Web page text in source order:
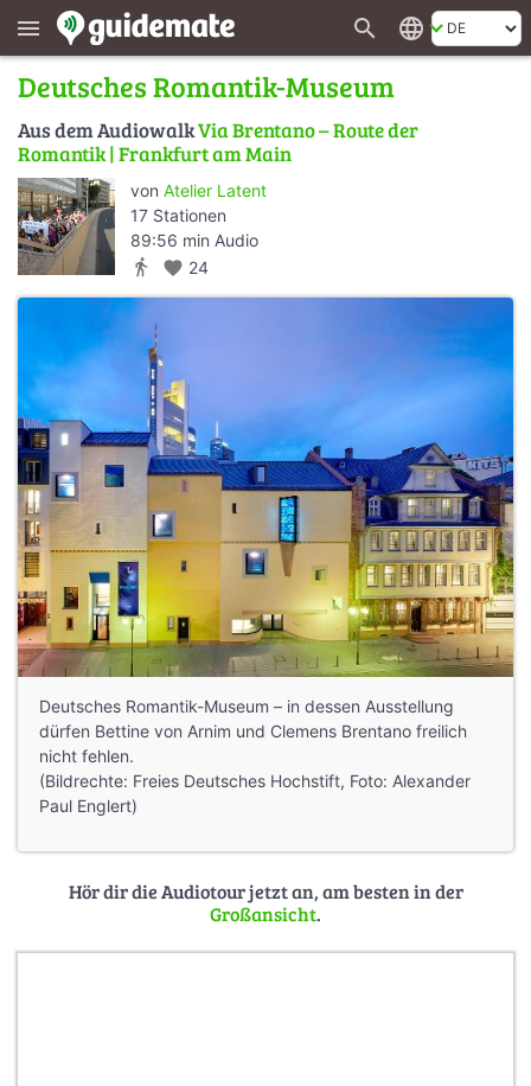
menu search language
Deutsches Romantik-Museum
Aus dem AudiowalkVia Brentano – Route der
Romantik | Frankfurt am Main
von Atelier Latent
17 Stationen
89:56 min Audio
directions_walk favorite 24
Deutsches Romantik-Museum – in dessen Ausstellung
dürfen Bettine von Arnim und Clemens Brentano freilich
nicht fehlen.
(Bildrechte: Freies Deutsches Hochstift, Foto: Alexander
Paul Englert)
Hör dir die Audiotour jetzt an, am besten in der
Großansicht.